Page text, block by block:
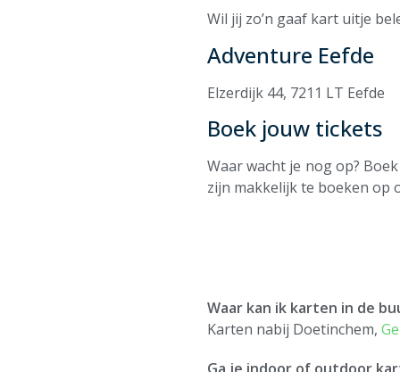
Wil jij zo’n gaaf kart uitje
Adventure Eefde
Elzerdijk 44, 7211 LT Eefde
Boek jouw tickets
Waar wacht je nog op?
zijn makkelijk te boeken op
Waar kan ik karten in de
Karten nabij Doetinchem,